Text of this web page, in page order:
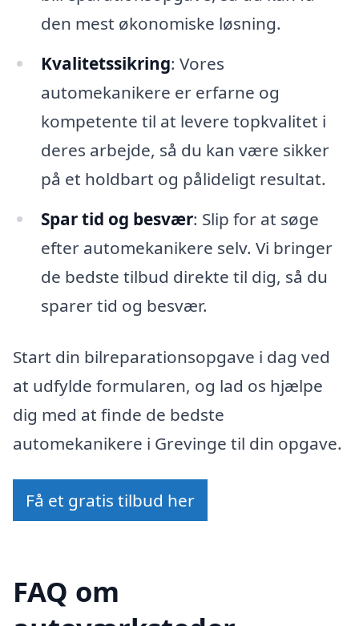
den mest økonomiske løsning.
Kvalitetssikring: Vores
automekanikere er erfarne og
kompetente til at levere topkvalitet i
deres arbejde, så du kan være sikker
på et holdbart og pålideligt resultat.
Spar tid og besvær: Slip for at søge
efter automekanikere selv. Vi bringer
de bedste tilbud direkte til dig, så du
sparer tid og besvær.
Start din bilreparationsopgave i dag ved
at udfylde formularen, og lad os hjælpe
dig med at finde de bedste
automekanikere i Grevinge til din opgave.
Få et gratis tilbud her
FAQ om